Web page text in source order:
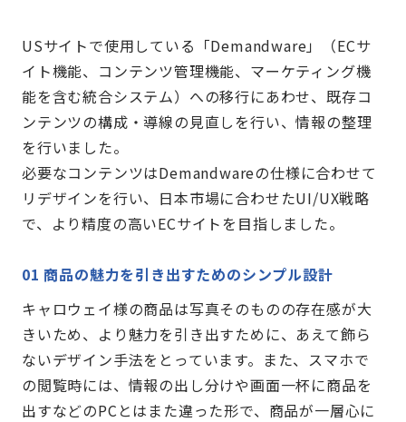
USサイトで使用している「Demandware」（ECサ
イト機能、コンテンツ管理機能、マーケティング機
能を含む統合システム）への移行にあわせ、既存コ
ンテンツの構成・導線の見直しを行い、情報の整理
を行いました。
必要なコンテンツはDemandwareの仕様に合わせて
リデザインを行い、日本市場に合わせたUI/UX戦略
で、より精度の高いECサイトを目指しました。
01 商品の魅力を引き出すためのシンプル設計
キャロウェイ様の商品は写真そのものの存在感が大
きいため、より魅力を引き出すために、あえて飾ら
ないデザイン手法をとっています。また、スマホで
の閲覧時には、情報の出し分けや画面一杯に商品を
出すなどのPCとはまた違った形で、商品が一層心に